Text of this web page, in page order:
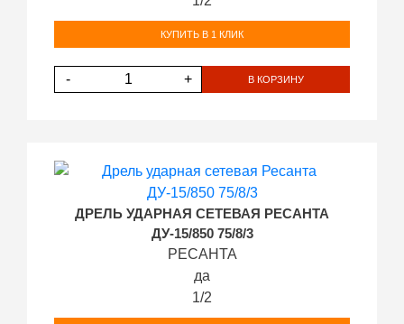
КУПИТЬ В 1 КЛИК
- + В КОРЗИНУ
ДРЕЛЬ УДАРНАЯ СЕТЕВАЯ РЕСАНТА
ДУ-15/850 75/8/3
РЕСАНТА
да
1/2